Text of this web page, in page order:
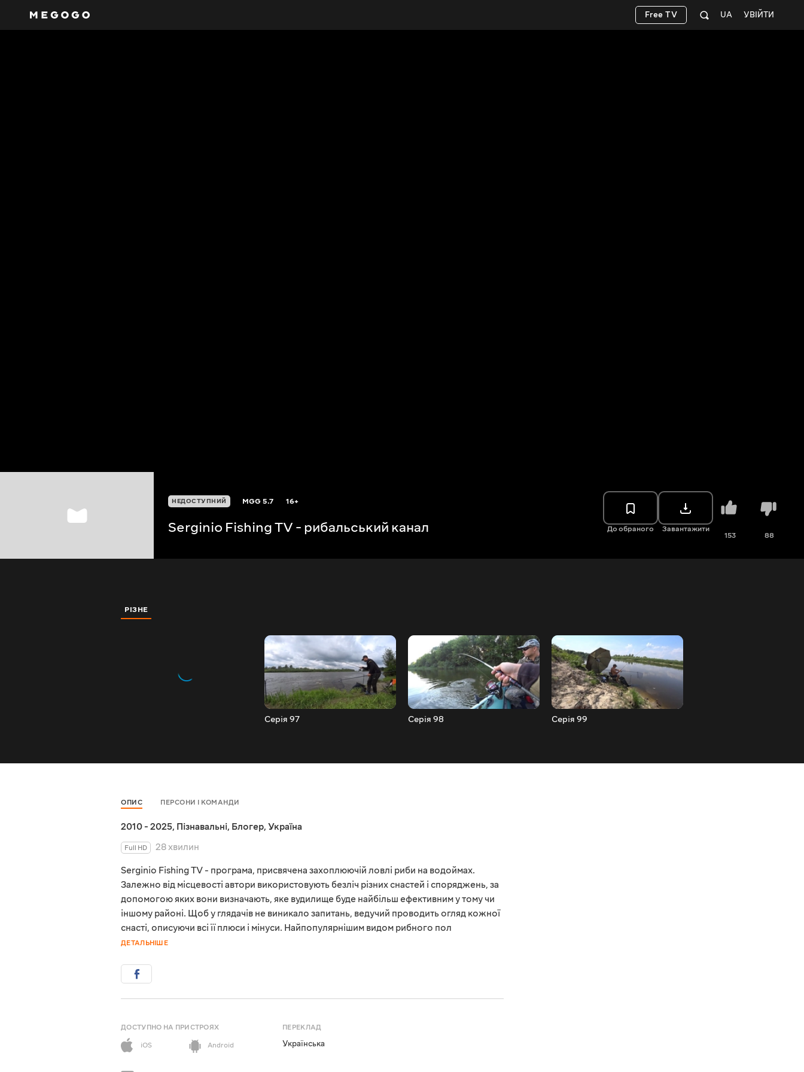
УВІЙТИ
UA
Free TV
НЕДОСТУПНИЙ MGG5.7 16+
Serginio Fishing TV - рибальський канал До обраного Завантажити
153 88
РІЗНЕ
Серія 97 Серія 98 Серія 99
ОПИС ПЕРСОНИ І КОМАНДИ
2010 - 2025, Пізнавальні, Блогер, Україна
Full HD
28 хвилин
Serginio Fishing TV - програма, присвячена захоплюючій ловлі риби на водоймах.
Залежно від місцевості автори використовують безліч різних снастей і споряджень, за
допомогою яких вони визначають, яке вудилище буде найбільш ефективним у тому чи
іншому районі. Щоб у глядачів не виникало запитань, ведучий проводить огляд кожної
снасті, описуючи всі її плюси і мінуси. Найпопулярнішим видом рибного пол
ДЕТАЛЬНІШЕ
ДОСТУПНО НА ПРИСТРОЯХ
iOS
Android
ПЕРЕКЛАД
Українська